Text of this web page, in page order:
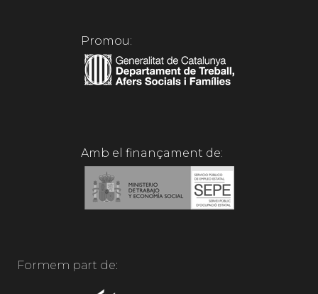
Promou:
Amb el finançament de:
Formem part de: